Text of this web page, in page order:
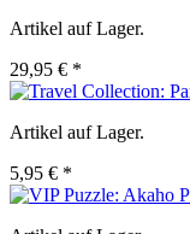
Artikel auf Lager.
29,95 € *
Artikel auf Lager.
5,95 € *